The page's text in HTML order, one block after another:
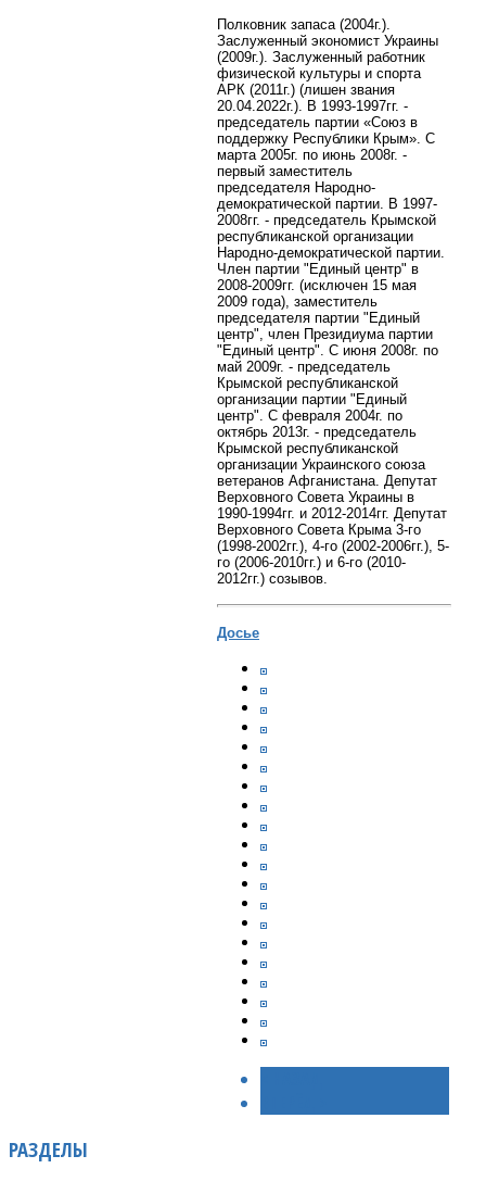
Полковник запаса (2004г.).
Заслуженный экономист Украины
(2009г.). Заслуженный работник
физической культуры и спорта
АРК (2011г.) (лишен звания
20.04.2022г.).
В 1993-1997гг. -
председатель партии «Союз в
поддержку Республики Крым». С
марта 2005г. по июнь 2008г. -
первый заместитель
председателя Народно-
демократической партии. В 1997-
2008гг. - председатель Крымской
республиканской организации
Народно-демократической партии.
Член партии "Единый центр" в
2008-2009гг. (исключен 15 мая
2009 года), заместитель
председателя партии "Единый
центр", член Президиума партии
"Единый центр". С июня 2008г. по
май 2009г. - председатель
Крымской республиканской
организации партии "Единый
центр". С февраля 2004г. по
октябрь 2013г. - председатель
Крымской республиканской
организации Украинского союза
ветеранов Афганистана. Депутат
Верховного Совета Украины в
1990-1994гг. и 2012-2014гг. Депутат
Верховного Совета Крыма 3-го
(1998-2002гг.), 4-го (2002-2006гг.), 5-
го (2006-2010гг.) и 6-го (2010-
2012гг.) созывов.
Досье
РАЗДЕЛЫ